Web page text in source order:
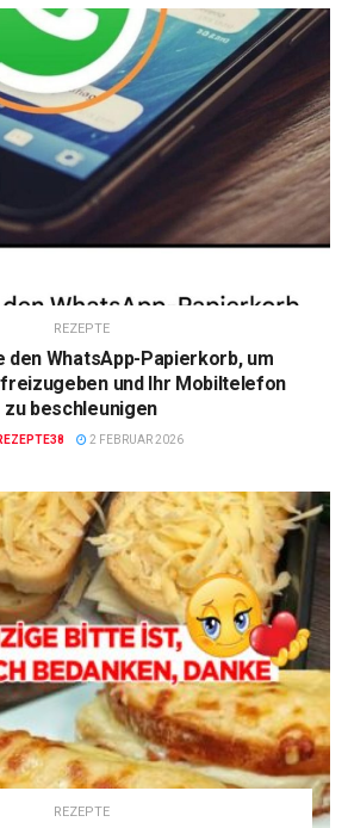
REZEPTE
den WhatsApp-Papierkorb, um
und Ihr Mobiltelefon
zu beschleunigen
2 FEBRUAR 2026
REZEPTE